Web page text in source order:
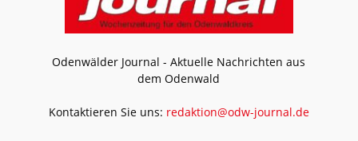
Odenwälder Journal - Aktuelle Nachrichten aus
dem Odenwald
Kontaktieren Sie uns: redaktion@odw-journal.de